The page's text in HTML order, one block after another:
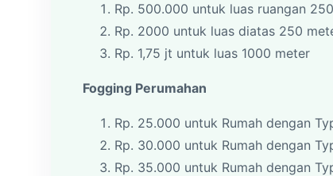
Rp. 500.000 untuk luas ruangan
Rp. 2000 untuk luas diatas 250
Rp. 1,75 jt untuk luas 1000 meter
Fogging Perumahan
Rp. 25.000 untuk Rumah dengan
Rp. 30.000 untuk Rumah dengan
Rp. 35.000 untuk Rumah dengan